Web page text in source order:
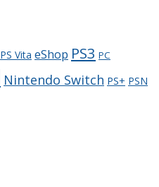
PS Vita eShop PS3 PC
Nintendo Switch PS+ PSN